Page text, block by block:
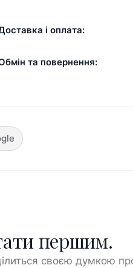
і оплата:
та повернення:
першим.
своєю думкою